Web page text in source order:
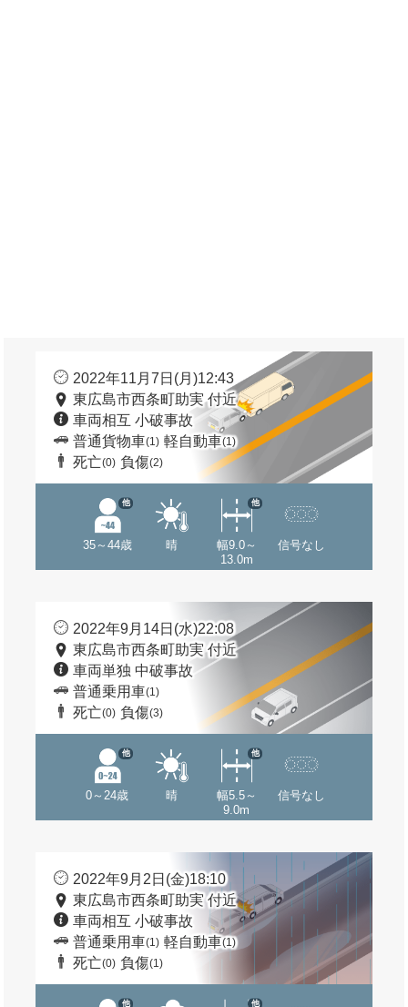
2022年11月7日(月)12:43
東広島市西条町助実 付近
車両相互 小破事故
普通貨物車(1) 軽自動車(1)
死亡(0) 負傷(2)
35～44歳
他
晴
幅9.0～
13.0m
他
信号なし
2022年9月14日(水)22:08
東広島市西条町助実 付近
車両単独 中破事故
普通乗用車(1)
死亡(0) 負傷(3)
0～24歳
他
晴
幅5.5～
9.0m
他
信号なし
2022年9月2日(金)18:10
東広島市西条町助実 付近
車両相互 小破事故
普通乗用車(1) 軽自動車(1)
死亡(0) 負傷(1)
他 他